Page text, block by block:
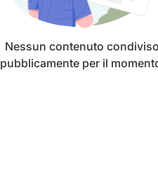
Nessun contenuto condiviso
pubblicamente per il